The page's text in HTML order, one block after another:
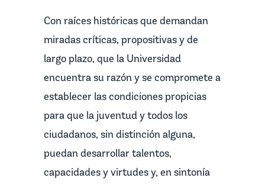
Con raíces históricas que demandan
miradas críticas, propositivas y de
largo plazo, que la Universidad
encuentra su razón y se compromete a
establecer las condiciones propicias
para que la juventud y todos los
ciudadanos, sin distinción alguna,
puedan desarrollar talentos,
capacidades y virtudes y, en sintonía